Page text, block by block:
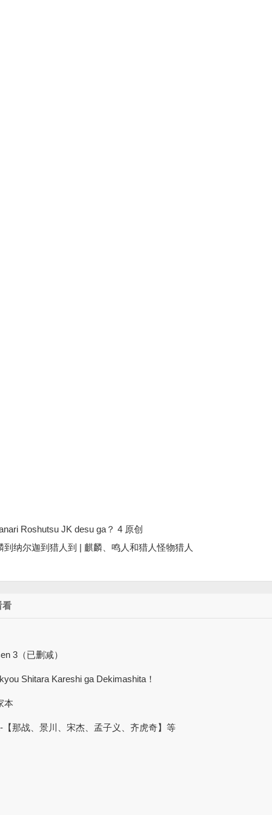
Roshutsu JK desu ga？ 4 原创
到纳尔迦到猎人到 | 麒麟、鸣人和猎人怪物猎人
看
3（已删减）
Shitara Kareshi ga Dekimashita！
本
【那战、景川、宋杰、孟子义、齐虎奇】等